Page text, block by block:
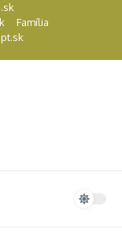
Família